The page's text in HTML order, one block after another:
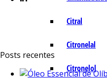
Citral
Citronelal
Citronelol
Posts recentes